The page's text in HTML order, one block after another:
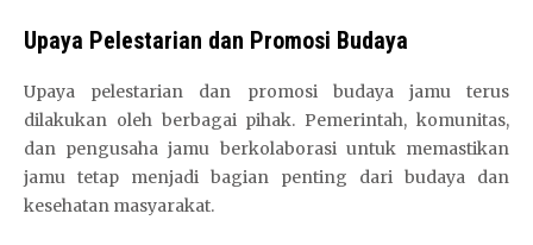
Upaya Pelestarian dan Promosi Budaya
Upaya pelestarian dan promosi budaya jamu terus
dilakukan oleh berbagai pihak. Pemerintah, komunitas,
dan pengusaha jamu berkolaborasi untuk memastikan
jamu tetap menjadi bagian penting dari budaya dan
kesehatan masyarakat.